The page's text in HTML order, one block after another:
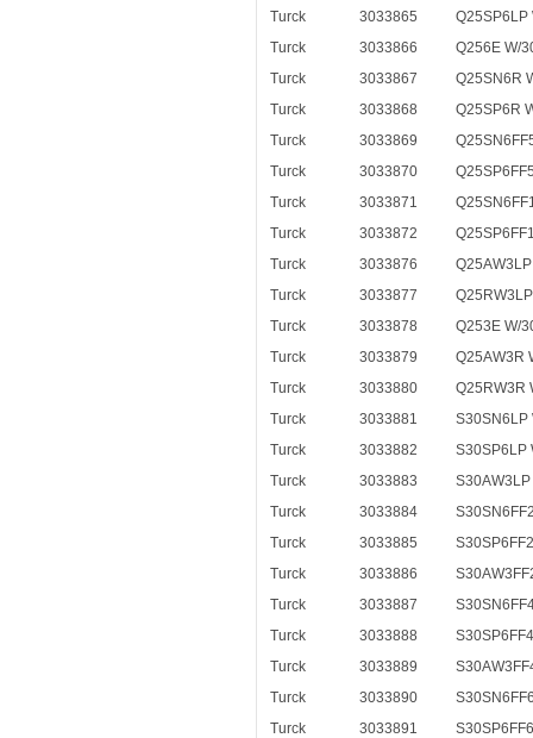
Turck
3033865
Q25SP6LP
Turck
3033866
Q256E W/
Turck
3033867
Q25SN6R
Turck
3033868
Q25SP6R
Turck
3033869
Turck
3033870
Turck
3033871
Turck
3033872
Turck
3033876
Turck
3033877
Turck
3033878
Q253E W/
Turck
3033879
Q25AW3R
Turck
3033880
Q25RW3R
Turck
3033881
S30SN6LP
Turck
3033882
S30SP6LP
Turck
3033883
Turck
3033884
Turck
3033885
Turck
3033886
Turck
3033887
Turck
3033888
Turck
3033889
Turck
3033890
Turck
3033891